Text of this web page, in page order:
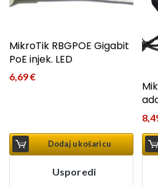
MikroTik RBGPOE Gigabit
PoE injek. LED
6,69€
Dodaj u košaricu
Usporedi